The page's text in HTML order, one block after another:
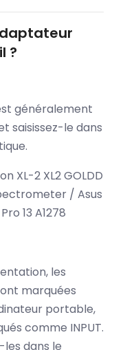
?
généralement
saisissez-le dans
XL-2 XL2 GOLDD
/ Asus
13 A1278
les
marquées
portable,
comme INPUT.
les dans le